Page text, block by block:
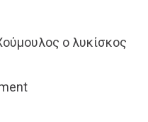
ο λυκίσκος